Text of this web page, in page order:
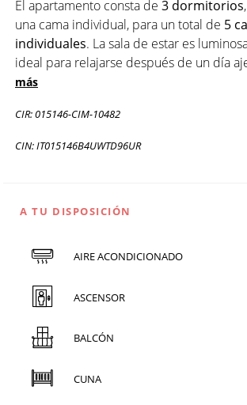
El apartamento consta de 3 dormitorios
una cama individual, para un total de 5
individuales. La sala de estar es
ideal para relajarse después de un día
más
CIR: 015146-CIM-10482
CIN: IT015146B4UWTD96UR
A TU DISPOSICIÓN
AIRE ACONDICIONADO
ASCENSOR
BALCÓN
CUNA